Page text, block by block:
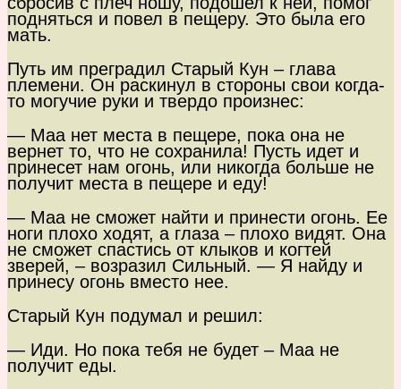
подняться и повел в пещеру. Это была его
мать.
Путь им преградил Старый Кун – глава
племени. Он раскинул в стороны свои когда-
то могучие руки и твердо произнес:
— Маа нет места в пещере, пока она не
вернет то, что не сохранила! Пусть идет и
принесет нам огонь, или никогда больше не
получит места в пещере и еду!
— Маа не сможет найти и принести огонь. Ее
ноги плохо ходят, а глаза – плохо видят. Она
не сможет спастись от клыков и когтей
зверей, – возразил Сильный. — Я найду и
принесу огонь вместо нее.
Старый Кун подумал и решил:
— Иди. Но пока тебя не будет – Маа не
получит еды.